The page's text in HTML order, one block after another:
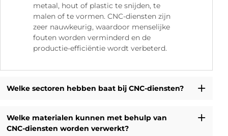
metaal, hout of plastic te snijden, te
malen of te vormen. CNC-diensten zijn
zeer nauwkeurig, waardoor menselijke
fouten worden verminderd en de
productie-efficiëntie wordt verbeterd.
Welke sectoren hebben baat bij CNC-diensten?
Welke materialen kunnen met behulp van
CNC-diensten worden verwerkt?